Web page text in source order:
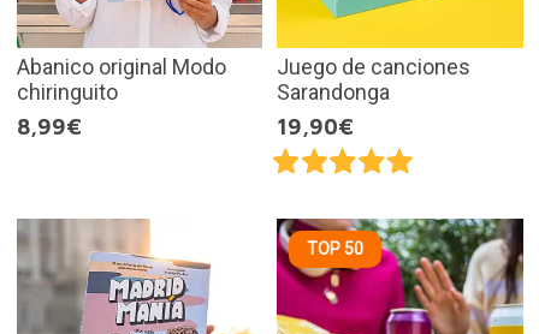
Abanico original Modo
chiringuito
8,99€
Juego de canciones
Sarandonga
19,90€
TOP 50